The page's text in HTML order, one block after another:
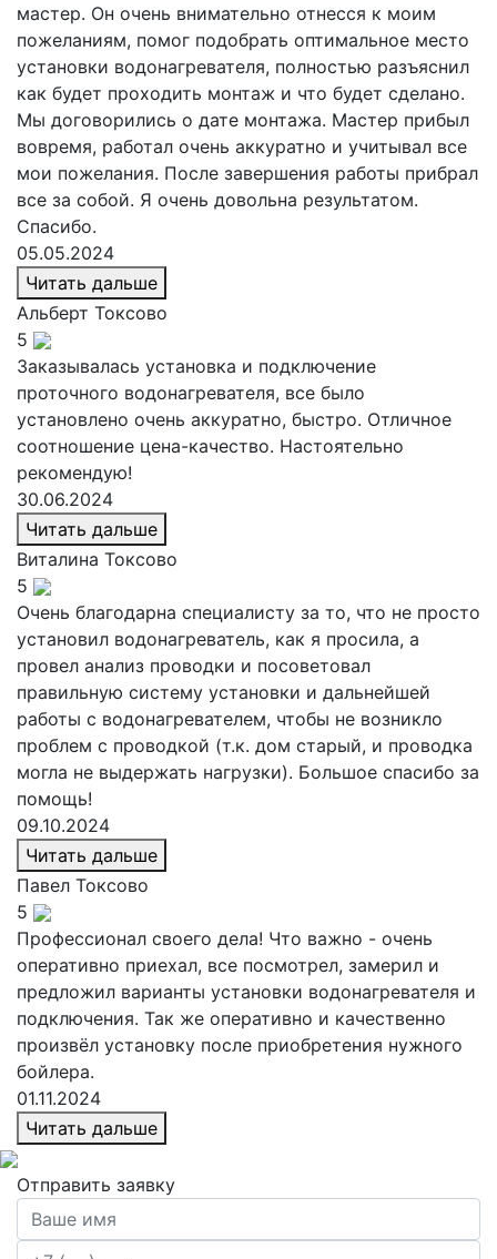
мастер. Он очень внимательно отнесся к моим
пожеланиям, помог подобрать оптимальное место
установки водонагревателя, полностью разъяснил
как будет проходить монтаж и что будет сделано.
Мы договорились о дате монтажа. Мастер прибыл
вовремя, работал очень аккуратно и учитывал все
мои пожелания. После завершения работы прибрал
все за собой. Я очень довольна результатом.
Спасибо.
05.05.2024
Читать дальше
Альберт Токсово
5
Заказывалась установка и подключение
проточного водонагревателя, все было
установлено очень аккуратно, быстро. Отличное
соотношение цена-качество. Настоятельно
рекомендую!
30.06.2024
Читать дальше
Виталина Токсово
5
Очень благодарна специалисту за то, что не просто
установил водонагреватель, как я просила, а
провел анализ проводки и посоветовал
правильную систему установки и дальнейшей
работы с водонагревателем, чтобы не возникло
проблем с проводкой (т.к. дом старый, и проводка
могла не выдержать нагрузки). Большое спасибо за
помощь!
09.10.2024
Читать дальше
Павел Токсово
5
Профессионал своего дела! Что важно - очень
оперативно приехал, все посмотрел, замерил и
предложил варианты установки водонагревателя и
подключения. Так же оперативно и качественно
произвёл установку после приобретения нужного
бойлера.
01.11.2024
Читать дальше
Отправить заявку